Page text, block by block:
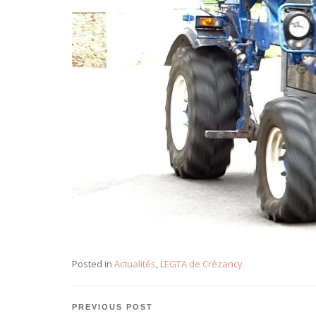
Posted in Actualités, LEGTA de Crézancy
Navigation
PREVIOUS POST